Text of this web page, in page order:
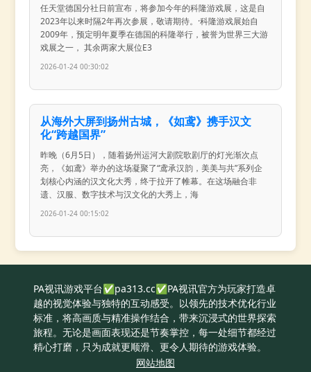
任天堂德国分社日前宣布，将参加今年的科隆游戏展，这是自
2023年以来时隔2年再次参展，敬请期待。·科隆游戏展始自
2009年，预定明年夏季在德国的科隆举行，被誉为世界三大游
戏展之一， 其余两家大展位E3
2026-01-24 00:30:02
从海外大屏到扬州古城，《如鸢》携手汉文
化“跨越国界”
昨晚（6月5日），随着扬州运河大剧院歌剧厅的灯光渐次点
亮，《如鸢》举办的这场凝聚了“鸢承汉韵，美美与共”系列企
划核心内涵的汉文化大秀，终于拉开了帷幕。在这场融合非
遗、汉服、数字技术与汉文化的大秀上，海
2026-01-24 00:15:02
PA视讯游戏平台✅pa313.cc✅PA视讯官方为玩家打造卓
越的视觉体验与独特的互动感受。以领先的技术优化行业
标准，将高画质与精准操作结合，带来沉浸式的世界探索
旅程。无论是画面表现还是节奏掌控，每一处细节都经过
精心打磨，只为成就更顺滑、更令人期待的游戏体验。
网站地图